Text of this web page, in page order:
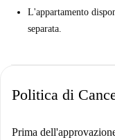
L'appartamento
separata.
Politica di
Prima